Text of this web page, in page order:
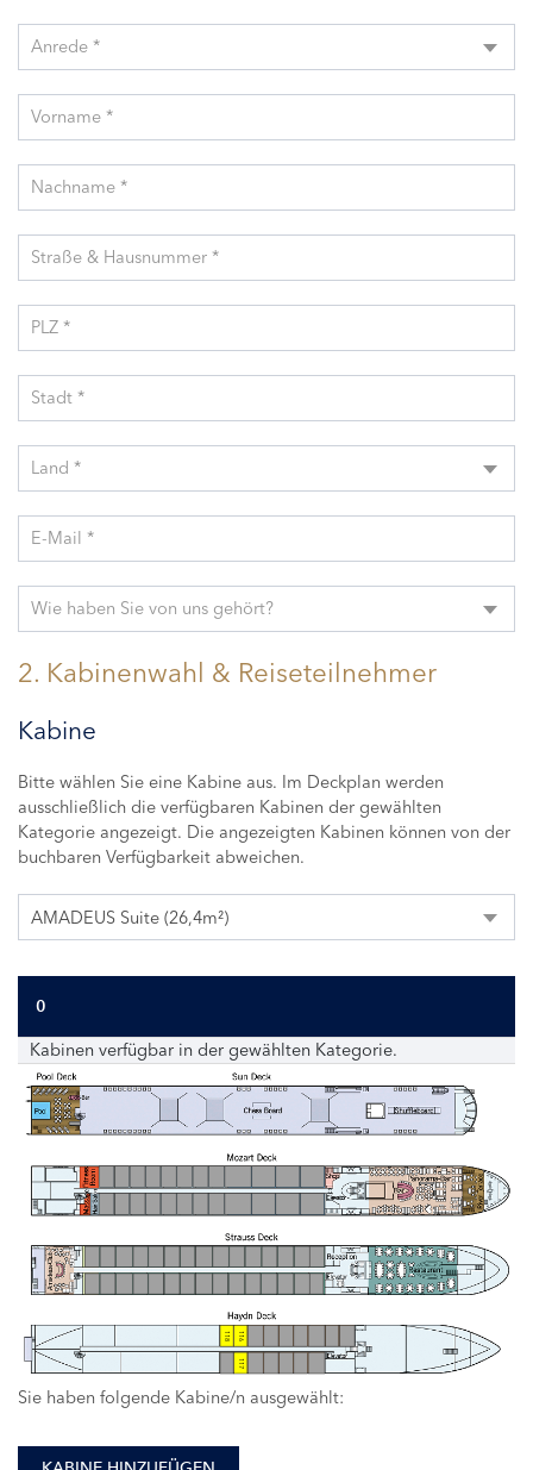
Anrede *
Vorname *
Nachname *
Straße & Hausnummer *
PLZ *
Stadt *
Land *
E-Mail *
Wie haben Sie von uns gehört?
2. Kabinenwahl & Reiseteilnehmer
Kabine
Bitte wählen Sie eine Kabine aus. Im Deckplan werden
ausschließlich die verfügbaren Kabinen der gewählten
Kategorie angezeigt. Die angezeigten Kabinen können von der
buchbaren Verfügbarkeit abweichen.
AMADEUS Suite (26,4m²)
0
Kabinen verfügbar in der gewählten Kategorie.
116
117
118
Sie haben folgende Kabine/n ausgewählt: